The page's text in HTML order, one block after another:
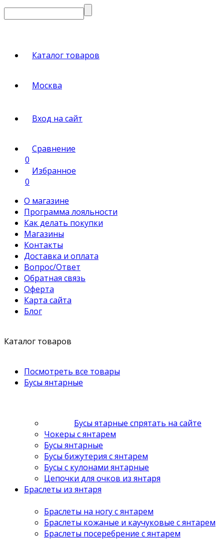
Каталог товаров
Москва
Вход на сайт
Сравнение
0
Избранное
0
О магазине
Программа лояльности
Как делать покупки
Магазины
Контакты
Доставка и оплата
Вопрос/Ответ
Обратная связь
Оферта
Карта сайта
Блог
Каталог товаров
Посмотреть все товары
Бусы янтарные
Бусы ятарные спрятать на сайте
Чокеры с янтарем
Бусы янтарные
Бусы бижутерия с янтарем
Бусы с кулонами янтарные
Цепочки для очков из янтаря
Браслеты из янтаря
Браслеты на ногу с янтарем
Браслеты кожаные и каучуковые с янтарем
Браслеты посеребрение с янтарем